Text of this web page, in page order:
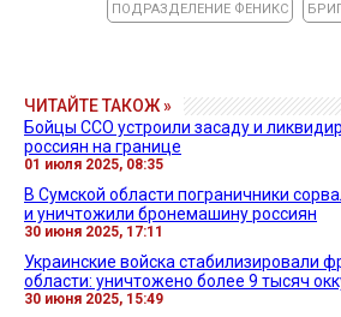
ПОДРАЗДЕЛЕНИЕ ФЕНИКС
ЧИТАЙТЕ ТАКОЖ »
Бойцы ССО устроили засаду и
россиян на границе
01 июля 2025, 08:35
В Сумской области пограничники
и уничтожили бронемашину россиян
30 июня 2025, 17:11
Украинские войска стабилизировали
области: уничтожено более 9 тысяч
30 июня 2025, 15:49